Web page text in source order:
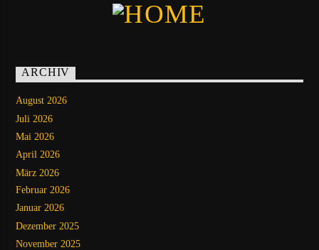
ARCHIV
August 2026
Juli 2026
Mai 2026
April 2026
März 2026
Februar 2026
Januar 2026
Dezember 2025
November 2025